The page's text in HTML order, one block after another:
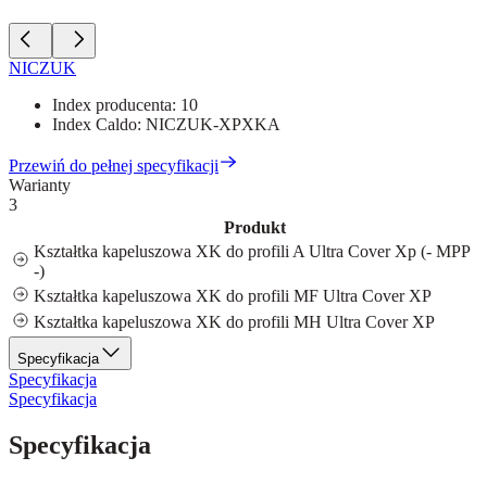
NICZUK
Index producenta: 10
Index Caldo: NICZUK-XPXKA
Przewiń do pełnej specyfikacji
Warianty
3
Produkt
Kształtka kapeluszowa XK do profili A Ultra Cover Xp (- MPP
-)
Kształtka kapeluszowa XK do profili MF Ultra Cover XP
Kształtka kapeluszowa XK do profili MH Ultra Cover XP
Specyfikacja
Specyfikacja
Specyfikacja
Specyfikacja